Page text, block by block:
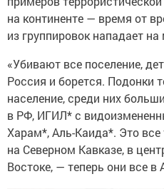
на континенте — время от
из группировок нападает
«Убивают все поселение,
Россия и борется. Подонки
население, среди них
в РФ, ИГИЛ* с
Харам*, Аль-Каида*. Это
на Северном Кавказе, в
Востоке, — теперь они все